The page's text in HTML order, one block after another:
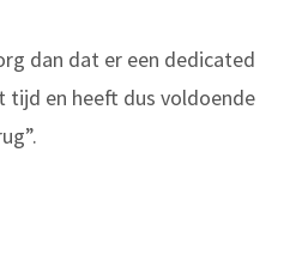
dan dat er een dedicated
en heeft dus voldoende